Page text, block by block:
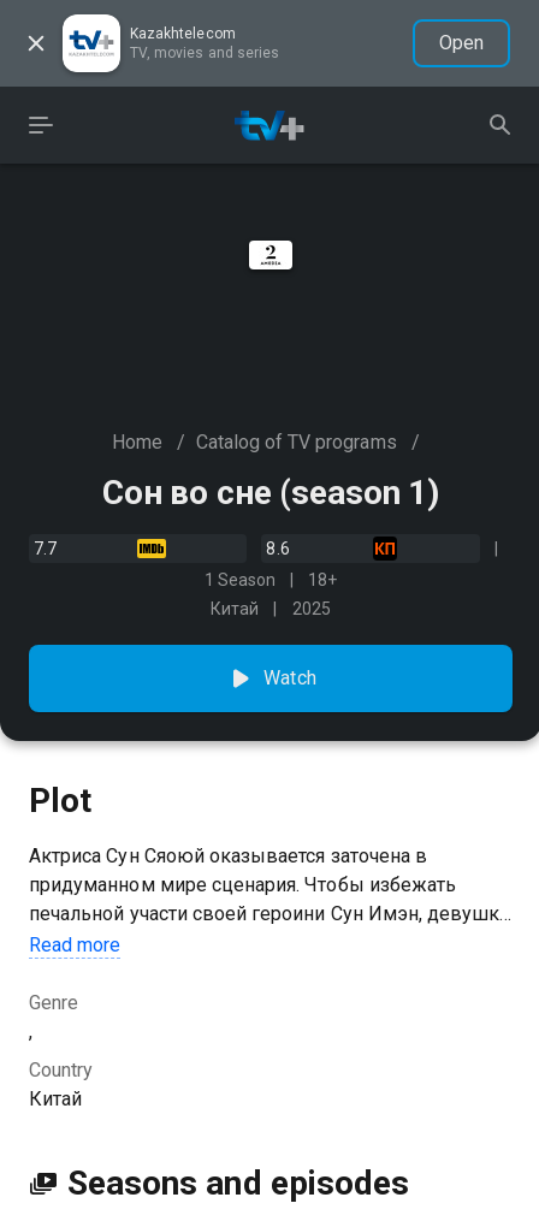
Kazakhtelecom
TV, movies and series
Open
Home / Catalog of TV programs /
Сон во сне (season 1)
7.7
8.6
1 Season
18+
Китай
2025
Watch
Plot
Актриса Сун Сяоюй оказывается заточена в
придуманном мире сценария. Чтобы избежать
печальной участи своей героини Сун Имэн, девушка
предпринимает оригинальные попытки изменить
for free in good HD quality on Kazakhtelecom.
Read more
Genre
,
Country
Китай
Seasons and episodes